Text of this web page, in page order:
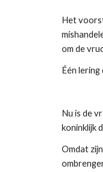
Het
om de
Één
Nu is de
koninklijk
Omdat